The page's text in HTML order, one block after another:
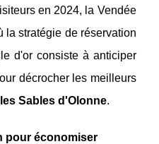
en 2024, la Vendée
la stratégie de réservation
d'or consiste à anticiper
décrocher les meilleurs
Sables d'Olonne.
pour économiser